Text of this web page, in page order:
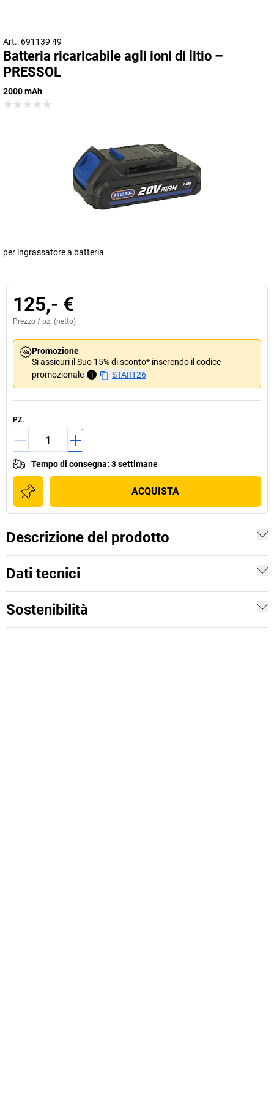
Art.: 691139 49
Batteria ricaricabile agli ioni di litio –
PRESSOL
2000 mAh
per ingrassatore a batteria
125,- €
Prezzo / pz. (netto)
Promozione
Si assicuri il Suo 15% di sconto* inserendo il codice
promozionale
i START26
PZ.
Tempo di consegna: 3 settimane
ACQUISTA
Descrizione del prodotto
Dati tecnici
Sostenibilità